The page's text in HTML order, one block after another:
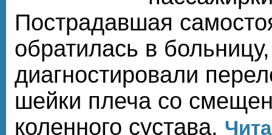
Пострадавшая
обратилась в
диагностировали
шейки плеча со
коленного сустава.